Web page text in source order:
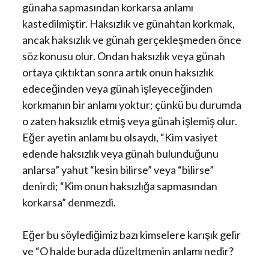
günaha sapmasından korkarsa anlamı
kastedilmiştir. Haksızlık ve günahtan korkmak,
ancak haksızlık ve günah gerçekleşmeden önce
söz konusu olur. Ondan haksızlık veya günah
ortaya çıktıktan sonra artık onun haksızlık
edeceğinden veya günah işleyeceğinden
korkmanın bir anlamı yoktur; çünkü bu durumda
o zaten haksızlık etmiş veya günah işlemiş olur.
Eğer ayetin anlamı bu olsaydı, “Kim vasiyet
edende haksızlık veya günah bulunduğunu
anlarsa” yahut “kesin bilirse” veya “bilirse”
denirdi; “Kim onun haksızlığa sapmasından
korkarsa” denmezdi.
Eğer bu söylediğimiz bazı kimselere karışık gelir
ve “O halde burada düzeltmenin anlamı nedir?